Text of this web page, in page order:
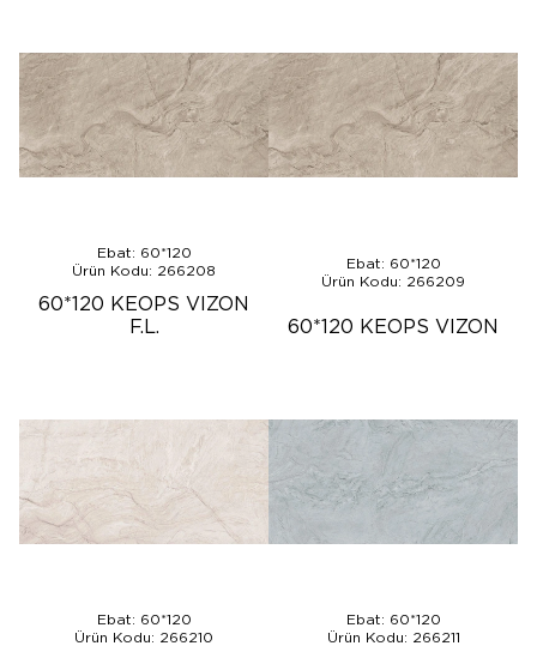
Ebat: 60*120
Ürün Kodu: 266208
60*120 KEOPS VIZON
F.L.
Ebat: 60*120
Ürün Kodu: 266209
60*120 KEOPS VIZON
Ebat: 60*120
Ürün Kodu: 266210
Ebat: 60*120
Ürün Kodu: 266211